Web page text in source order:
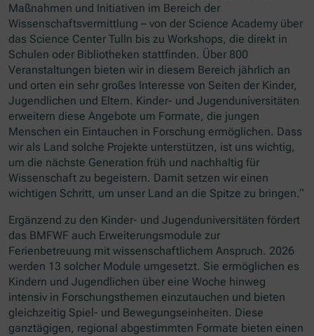
Maßnahmen und Initiativen im Bereich der
Wissenschaftsvermittlung – von der Science Academy über
das Science Center Tulln bis zu Workshops, die direkt in
Schulen oder Bibliotheken stattfinden. Über 800
Veranstaltungen bieten wir in diesem Bereich jährlich an
und orten ein sehr großes Interesse von Seiten der Kinder,
Jugendlichen und Eltern. Kinder- und Jugenduniversitäten
erweitern diese Angebote um Formate, die jungen
Menschen ein Eintauchen in Forschung ermöglichen. Dass
wir als Land solche Projekte unterstützen, ist uns wichtig,
um die nächste Generation früh und nachhaltig für
Wissenschaft zu begeistern. Damit setzen wir einen
wichtigen Schritt, um unser Land an die Spitze zu bringen.“
Ergänzend zu den Kinder- und Jugenduniversitäten fördert
das BMFWF auch Erweiterungsmodule zur
Ferienbetreuung mit wissenschaftlichem Anspruch. 2026
werden 13 solcher Module umgesetzt. Sie ermöglichen es
Kindern und Jugendlichen über eine Woche hinweg
intensiv in Forschungsthemen einzutauchen und bieten
gleichzeitig Spiel- und Bewegungseinheiten. Diese
ganztägigen, regional abgestimmten Formate bieten einen